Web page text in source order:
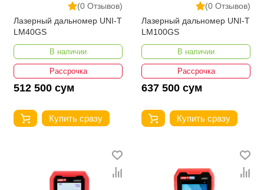
(0 Отзывов)
Лазерный дальномер UNI-T
LM40GS
В наличии
Рассрочка
512 500 сум
Купить сразу
(0 Отзывов)
Лазерный дальномер UNI-T
LM100GS
В наличии
Рассрочка
637 500 сум
Купить сразу